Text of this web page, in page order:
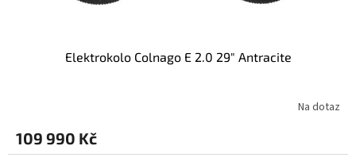
Elektrokolo Colnago E 2.0 29" Antracite
Na dotaz
109 990 Kč